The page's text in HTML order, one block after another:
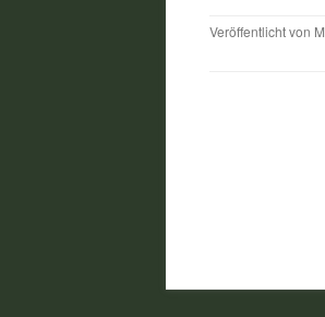
Veröffentlicht von